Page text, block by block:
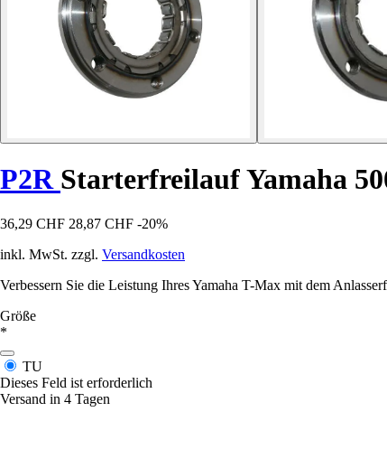
P2R Starterfreilauf Yamaha
36,29 CHF 28,87 CHF -20%
inkl. MwSt. zzgl. Versandkosten
Verbessern Sie die Leistung Ihres Yamaha T-Max mit dem
Größe
*
TU
Dieses Feld ist erforderlich
Versand in 4 Tagen